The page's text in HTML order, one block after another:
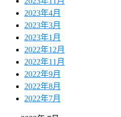
2023年4月
2023年3月
2023年1月
2022年12月
2022年11月
2022年9月
2022年8月
2022年7月